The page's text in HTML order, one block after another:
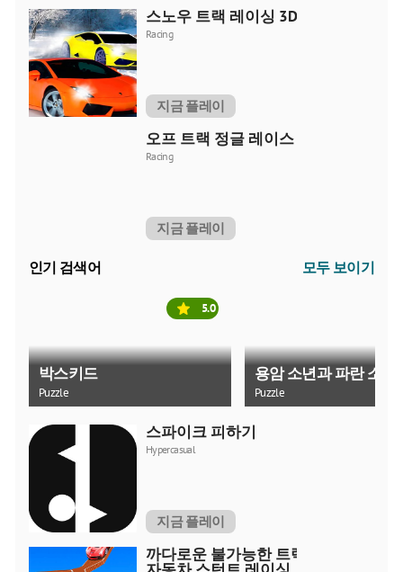
스노우 트랙 레이싱 3D
Racing
지금 플레이
오프 트랙 정글 레이스
Racing
지금 플레이
인기 검색어 모두 보이기
박스키드
Puzzle
5.0
용암 소년과 파란 소녀
Puzzle
스파이크 피하기
Hypercasual
지금 플레이
까다로운 불가능한 트랙